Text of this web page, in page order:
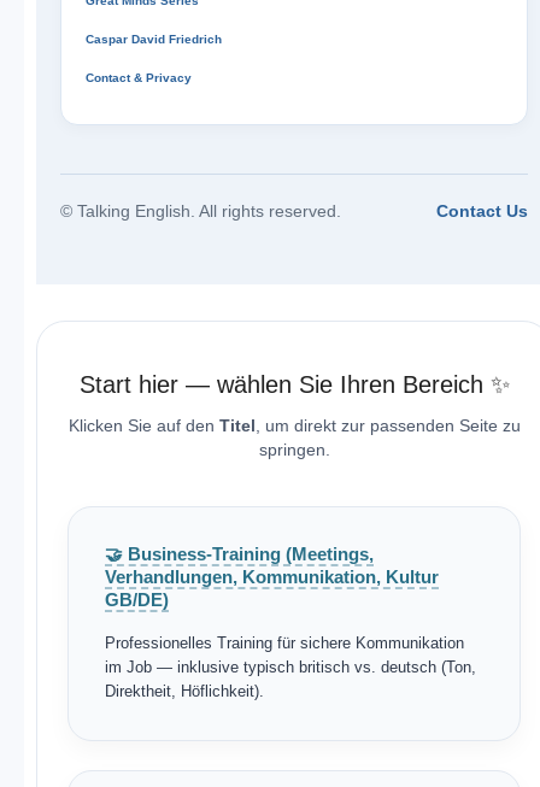
Caspar David Friedrich
Contact & Privacy
© Talking English. All rights reserved. Contact Us
Start hier — wählen Sie Ihren Bereich ✨
Klicken Sie auf den Titel , um direkt zur passenden Seite zu
springen.
🤝 Business-Training (Meetings,
Verhandlungen, Kommunikation, Kultur
GB/DE)
Professionelles Training für sichere Kommunikation
im Job — inklusive typisch britisch vs. deutsch (Ton,
Direktheit, Höflichkeit).